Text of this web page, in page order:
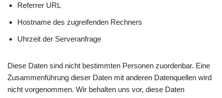
Referrer URL
Hostname des zugreifenden Rechners
Uhrzeit der Serveranfrage
Diese Daten sind nicht bestimmten Personen zuordenbar. Eine
Zusammenführung dieser Daten mit anderen Datenquellen wird
nicht vorgenommen. Wir behalten uns vor, diese Daten